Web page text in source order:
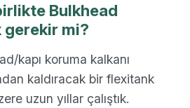
Bulkhead
gerekir mi?
kapı koruma kalkanı
kaldıracak bir flexitank
uzun yıllar çalıştık.